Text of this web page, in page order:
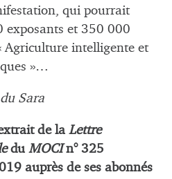
qui pourrait
exposants et 350 000
Agriculture intelligente et
»…
Sara
de la Lettre
du MOCIn° 325
auprès de ses abonnés